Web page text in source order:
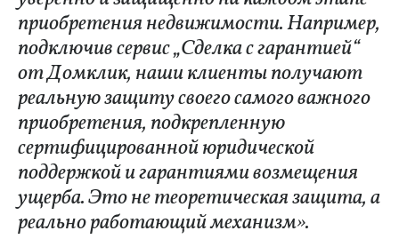
приобретения недвижимости. Например,
подключив сервис „Сделка с гарантией“
от Домклик, наши клиенты получают
реальную защиту своего самого важного
приобретения, подкрепленную
сертифицированной юридической
поддержкой и гарантиями возмещения
ущерба. Это не теоретическая защита, а
реально работающий механизм».